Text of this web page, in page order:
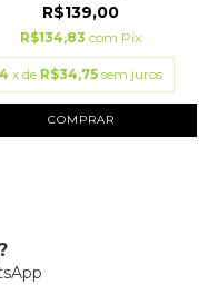
R$139,00
R$134,83 com Pix
4 x de R$34,75 sem juros
COMPRAR